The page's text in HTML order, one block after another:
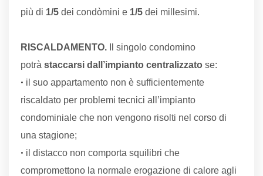
più di 1/5 dei condòmini e 1/5 dei millesimi.
RISCALDAMENTO.
Il singolo condomino
potrà staccarsi dall’impianto centralizzato se:
• il suo appartamento non è sufficientemente
riscaldato per problemi tecnici all’impianto
condominiale che non vengono risolti nel corso di
una stagione;
• il distacco non comporta squilibri che
compromettono la normale erogazione di calore agli